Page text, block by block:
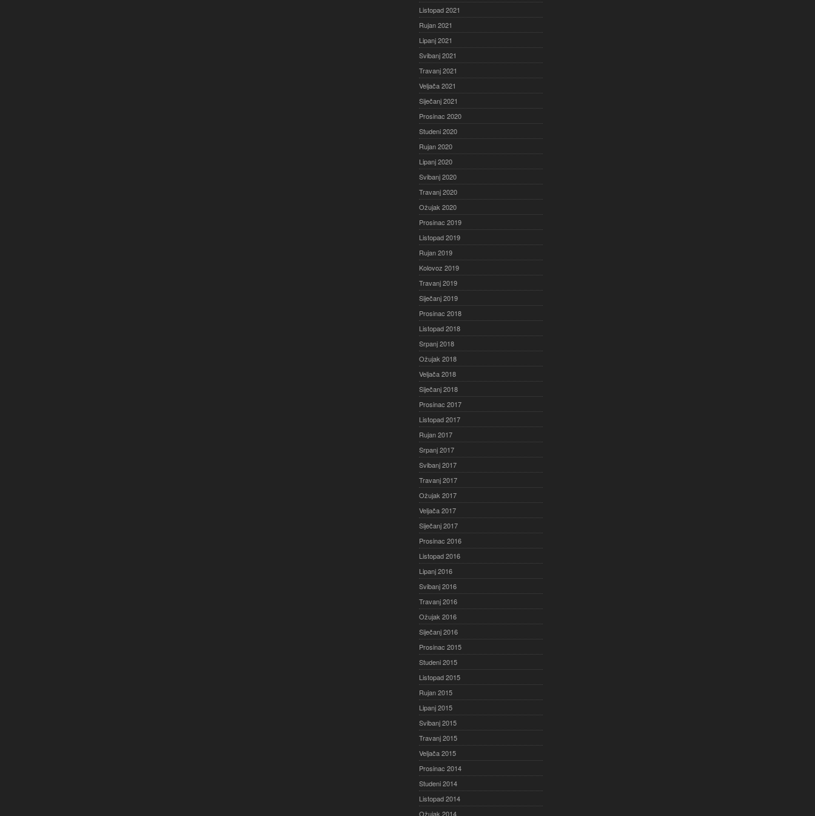
Listopad 2021
Rujan 2021
Lipanj 2021
Svibanj 2021
Travanj 2021
Veljača 2021
Siječanj 2021
Prosinac 2020
Studeni 2020
Rujan 2020
Lipanj 2020
Svibanj 2020
Travanj 2020
Ožujak 2020
Prosinac 2019
Listopad 2019
Rujan 2019
Kolovoz 2019
Travanj 2019
Siječanj 2019
Prosinac 2018
Listopad 2018
Srpanj 2018
Ožujak 2018
Veljača 2018
Siječanj 2018
Prosinac 2017
Listopad 2017
Rujan 2017
Srpanj 2017
Svibanj 2017
Travanj 2017
Ožujak 2017
Veljača 2017
Siječanj 2017
Prosinac 2016
Listopad 2016
Lipanj 2016
Svibanj 2016
Travanj 2016
Ožujak 2016
Siječanj 2016
Prosinac 2015
Studeni 2015
Listopad 2015
Rujan 2015
Lipanj 2015
Svibanj 2015
Travanj 2015
Veljača 2015
Prosinac 2014
Studeni 2014
Listopad 2014
Ožujak 2014